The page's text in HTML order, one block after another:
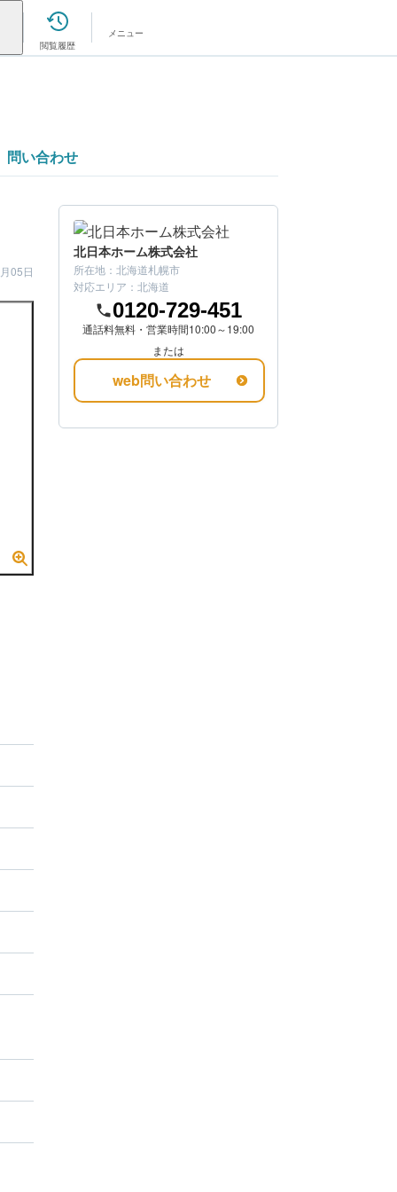
閲覧履歴
メニュー
問い合わせ
05日
北日本ホーム株式会社
所在地： 北海道札幌市
対応エリア： 北海道
0120-729-451
通話料無料・営業時間10:00～19:00
または
web問い合わせ